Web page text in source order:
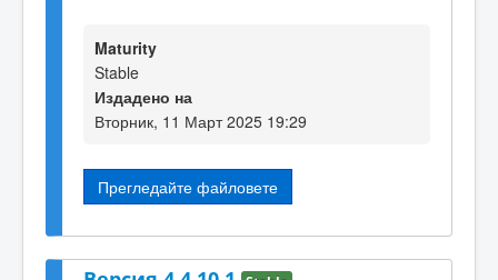
Maturity
Stable
Издадено на
Вторник, 11 Март 2025 19:29
Прегледайте файловете